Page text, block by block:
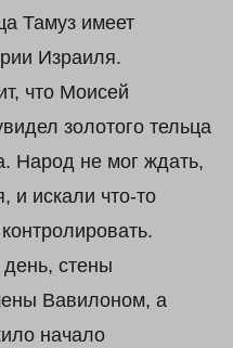
Тамуз имеет
Израиля.
что Моисей
золотого тельца
Народ не мог ждать,
и искали что-то
день, стены
Вавилоном, а
начало